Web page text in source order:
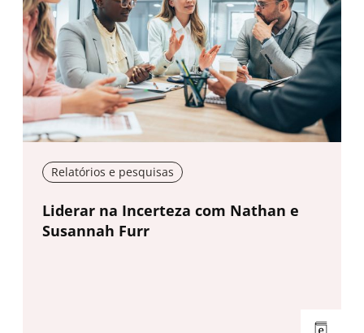
Relatórios e pesquisas
New window
Liderar na Incerteza com Nathan e
Susannah Furr